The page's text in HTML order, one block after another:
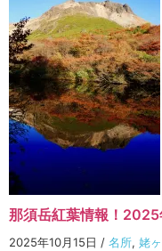
那須岳紅葉情報！2025
2025年10月15日 / 名所, 姥